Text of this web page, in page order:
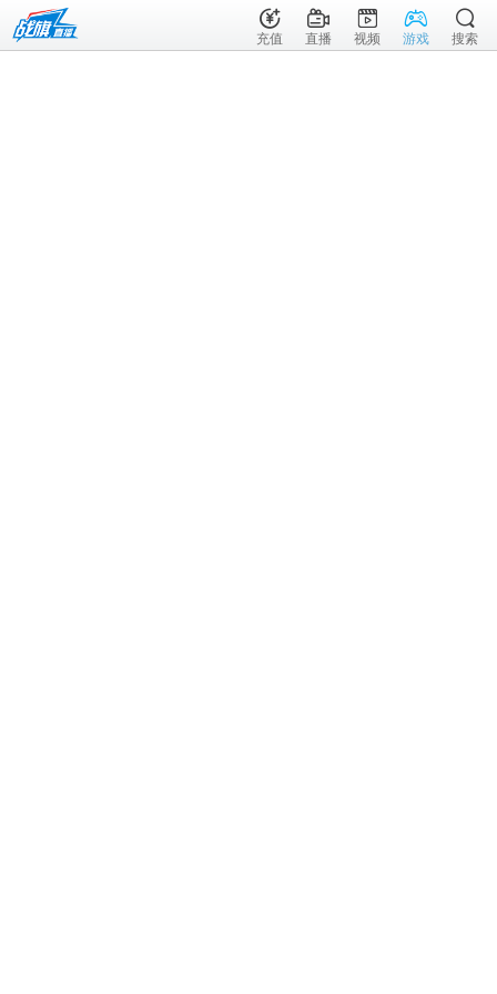
充值 直播 视频 游戏 搜索